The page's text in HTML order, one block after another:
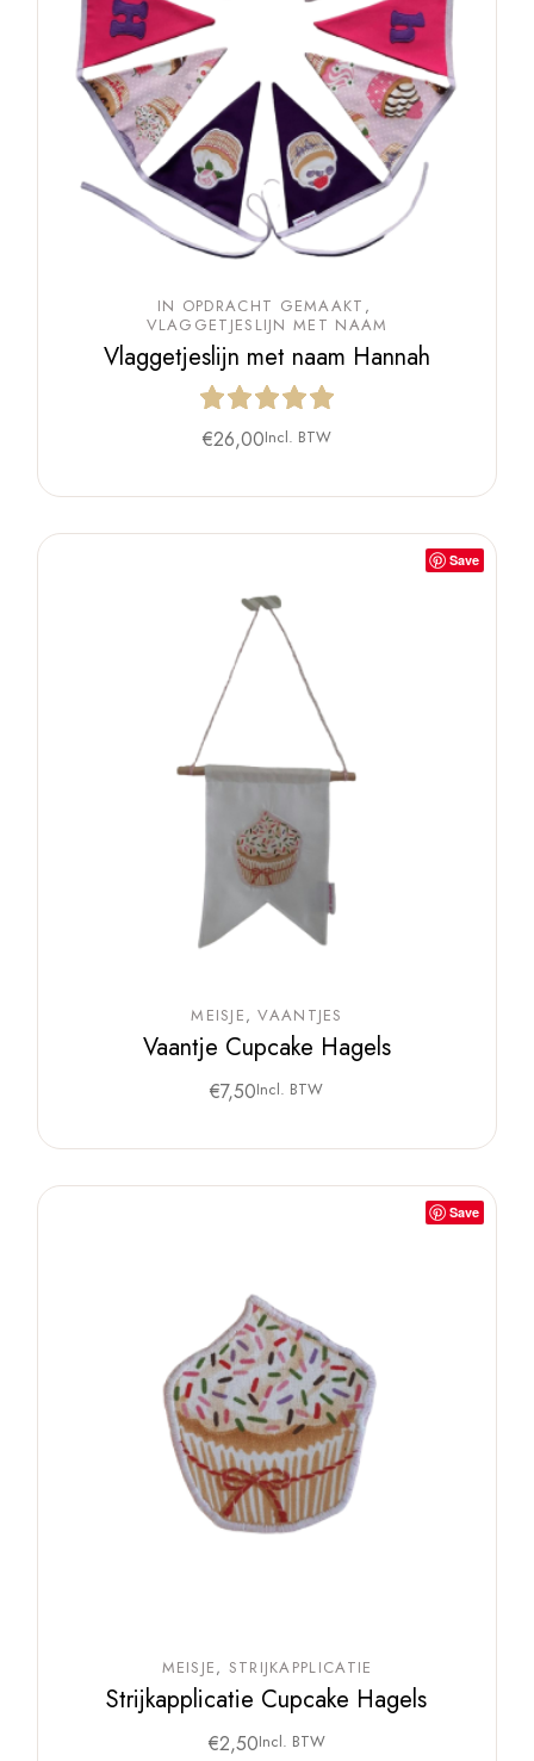
IN OPDRACHT GEMAAKT
VLAGGETJESLIJN MET NAAM
Vlaggetjeslijn met naam Hannah
€26,00Incl. BTW
Save
MEISJE VAANTJES
Vaantje Cupcake Hagels
€7,50Incl. BTW
Save
MEISJE STRIJKAPPLICATIE
Strijkapplicatie Cupcake Hagels
€2,50Incl. BTW